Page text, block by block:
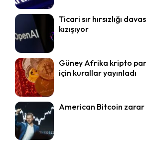
Ticari sır hırsızlığı
kızışıyor
Güney Afrika kripto
için kurallar yayınladı
American Bitcoin zarar